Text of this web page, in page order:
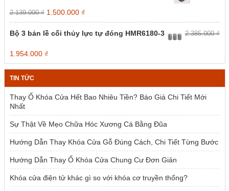
2.139.000₫ Giá
gốc
là:
2.139.000 ₫.
1.500.000 ₫Giá
hiện
là:
Bộ 3 bản lề cối thủy lực tự đóng HMR6180-3 2.385.000₫
Giá
gốc
là:
2.385.000 ₫.
1.954.000 ₫Giá
hiện
tại
1.954.000 ₫.
TIN TỨC
Thay Ổ Khóa Cửa Hết Bao Nhiêu Tiền? Báo Giá Chi Tiết Mới
Nhất
Sự Thật Về Mẹo Chữa Hóc Xương Cá Bằng Đũa
Hướng Dẫn Thay Khóa Cửa Gỗ Đúng Cách, Chi Tiết Từng Bước
Hướng Dẫn Thay Ổ Khóa Cửa Chung Cư Đơn Giản
Khóa cửa điện tử khác gì so với khóa cơ truyền thống?